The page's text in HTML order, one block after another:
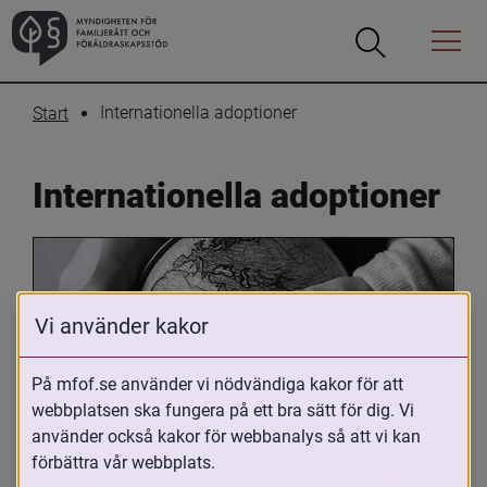
Öppna
Öppna
Menyn
Start Internationella adoptioner
Internationella adoptioner
Oavsett om du är adopterad,
adoptivförälder eller arbetar med
Vi använder kakor
På mfof.se använder vi nödvändiga kakor för att
webbplatsen ska fungera på ett bra sätt för dig. Vi
använder också kakor för webbanalys så att vi kan
förbättra vår webbplats.